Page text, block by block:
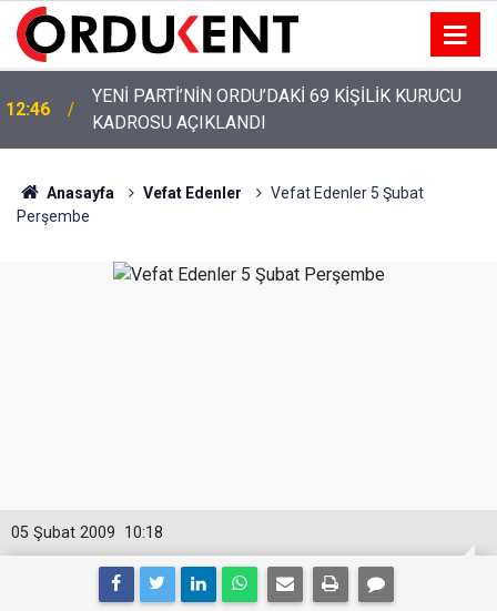
12:46
YENİ PARTİ’NİN ORDU’DAKİ 69 KİŞİLİK KURUCU
KADROSU AÇIKLANDI
Anasayfa Vefat Edenler
Vefat Edenler 5 Şubat
Perşembe
10:18
05 Şubat 2009